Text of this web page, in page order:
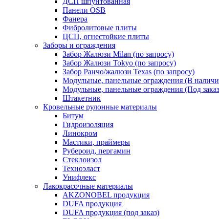
Панели OSB
Фанера
Фибролитовые плиты
ЦСП, огнестойкие плиты
Заборы и ограждения
Забор Жалюзи Milan (по запросу)
Забор Жалюзи Tokyo (по запросу)
Забор Ранчо/жалюзи Texas (по запросу)
Модульные, панельные ограждения (В
Модульные, панельные ограждения (Под
Штакетник
Кровельные рулонные материалы
Битум
Гидроизоляция
Линокром
Мастики, праймеры
Рубероид, пергамин
Стеклоизол
Техноэласт
Унифлекс
Лакокрасочные материалы
AKZONOBEL продукция
DUFA продукция
DUFA продукция (под заказ)